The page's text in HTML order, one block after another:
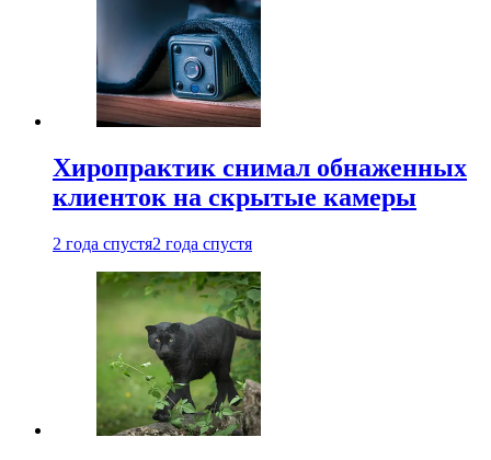
Хиропрактик снимал обнаженных
клиенток на скрытые камеры
2 года спустя2 года спустя